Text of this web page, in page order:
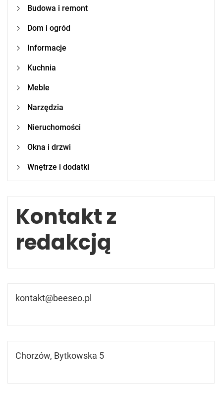
Budowa i remont
Dom i ogród
Informacje
Kuchnia
Meble
Narzędzia
Nieruchomości
Okna i drzwi
Wnętrze i dodatki
Kontakt z
redakcją
kontakt@beeseo.pl
Chorzów, Bytkowska 5